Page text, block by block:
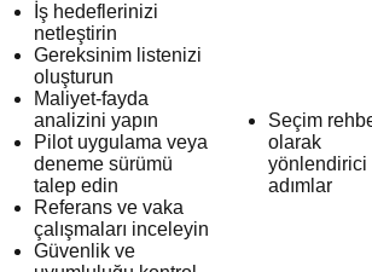
İş hedeflerinizi
netleştirin
Gereksinim listenizi
oluşturun
Maliyet-fayda
analizini yapın
Pilot uygulama veya
deneme sürümü
talep edin
Referans ve vaka
çalışmaları inceleyin
Güvenlik ve
Seçim
olarak
yönlendirici
adımlar